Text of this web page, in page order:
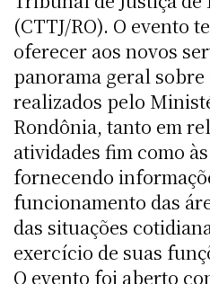
(CTTJ/RO). O evento
oferecer aos novos
panorama geral
realizados pelo
Rondônia, tanto em
atividades fim como
fornecendo
funcionamento das
das situações
exercício de suas
O evento foi aberto